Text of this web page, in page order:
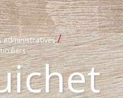
administratives /